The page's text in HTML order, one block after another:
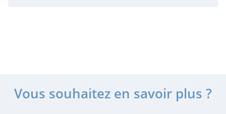
Vous souhaitez en savoir plus ?